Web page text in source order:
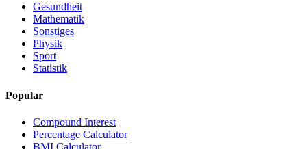
Gesundheit
Mathematik
Sonstiges
Physik
Sport
Statistik
Popular
Compound Interest
Percentage Calculator
BMI Calculator